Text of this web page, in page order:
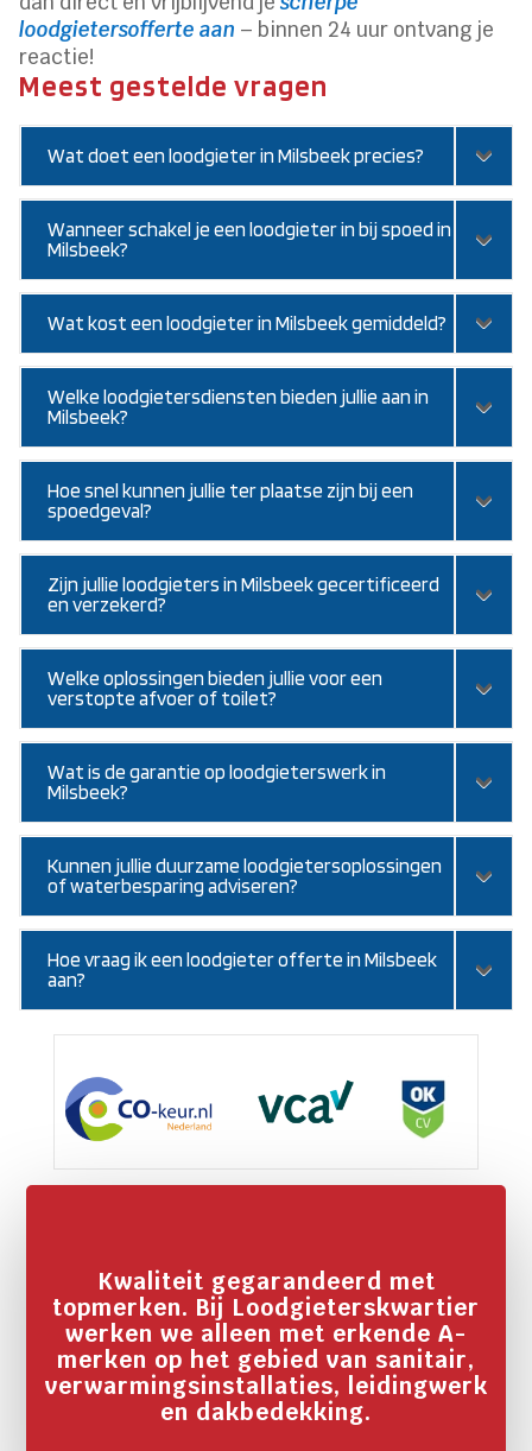
loodgietersofferte aan – binnen 24 uur ontvang je
reactie!
Meest gestelde vragen
Wat doet een loodgieter in Milsbeek precies?
Wanneer schakel je een loodgieter in bij spoed in
Milsbeek?
Wat kost een loodgieter in Milsbeek gemiddeld?
Welke loodgietersdiensten bieden jullie aan in
Milsbeek?
Hoe snel kunnen jullie ter plaatse zijn bij een
spoedgeval?
Zijn jullie loodgieters in Milsbeek gecertificeerd
en verzekerd?
Welke oplossingen bieden jullie voor een
verstopte afvoer of toilet?
Wat is de garantie op loodgieterswerk in
Milsbeek?
Kunnen jullie duurzame loodgietersoplossingen
of waterbesparing adviseren?
Hoe vraag ik een loodgieter offerte in Milsbeek
aan?
Kwaliteit gegarandeerd met
topmerken. Bij Loodgieterskwartier
werken we alleen met erkende A-
merken op het gebied van sanitair,
verwarmingsinstallaties, leidingwerk
en dakbedekking.